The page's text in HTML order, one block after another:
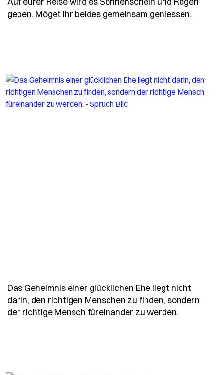
geben. Möget ihr beides gemeinsam geniessen.
Das Geheimnis einer glücklichen Ehe liegt nicht
darin, den richtigen Menschen zu finden, sondern
der richtige Mensch füreinander zu werden.